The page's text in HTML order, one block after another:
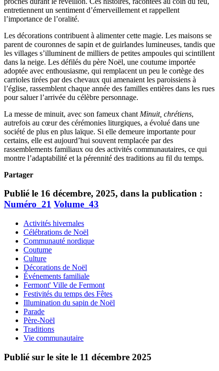
entretiennent un sentiment d’émerveillement et rappellent
l’importance de l’oralité.
Les décorations contribuent à alimenter cette magie. Les maisons se
parent de couronnes de sapin et de guirlandes lumineuses, tandis que
les villages s’illuminent de milliers de petites ampoules qui scintillent
dans la neige. Les défilés du père Noël, une coutume importée
adoptée avec enthousiasme, qui remplacent un peu le cortège des
carrioles tirées par des chevaux qui amenaient les paroissiens à
l’église, rassemblent chaque année des familles entières dans les rues
pour saluer l’arrivée du célèbre personnage.
La messe de minuit, avec son fameux chant Minuit, chrétiens,
autrefois au cœur des cérémonies liturgiques, a évolué dans une
société de plus en plus laïque. Si elle demeure importante pour
certains, elle est aujourd’hui souvent remplacée par des
rassemblements familiaux ou des activités communautaires, ce qui
montre l’adaptabilité et la pérennité des traditions au fil du temps.
Partager
Publié le 16 décembre, 2025, dans la publication :
Numéro_21 Volume_43
Activités hivernales
Célébrations de Noël
Communauté nordique
Coutume
Culture
Décorations de Noël
Événements familiale
Fermont' Ville de Fermont
Festivités du temps des Fêtes
Illumination du sapin de Noël
Parade
Père-Noël
Traditions
Vie communautaire
Publié sur le site le 11 décembre 2025